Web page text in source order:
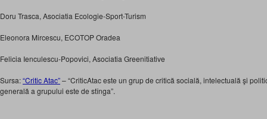
Doru Trasca, Asociatia Ecologie-Sport-Turism
Eleonora Mircescu, ECOTOP Oradea
Felicia Ienculescu-Popovici, Asociatia Greenitiative
Sursa:“Critic Atac”– “CriticAtac este un grup de critică socială, intelectuală şi
generală a grupului este de stînga”.